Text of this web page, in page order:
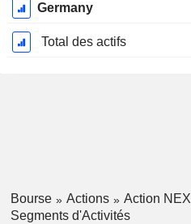
Germany
Total des actifs
Bourse Actions Action NEX
Segments d'Activités